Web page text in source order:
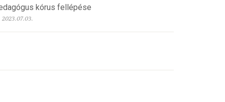
kórus fellépése
2023.07.03.